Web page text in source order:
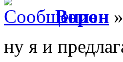
Ворон
ну я и